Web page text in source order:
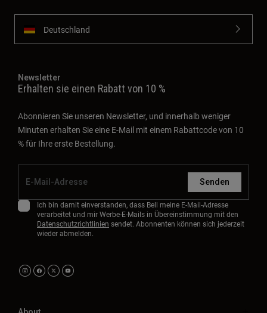
Deutschland
Newsletter
Erhalten sie einen Rabatt von 10 %
Abonnieren Sie unseren Newsletter, und innerhalb weniger
Minuten erhalten Sie eine E-Mail mit einem Rabattcode von 10
% für Ihre erste Bestellung.
Senden
Ich bin damit einverstanden, dass Bell meine E-Mail-Adresse
verarbeitet und mir Werbe-E-Mails in Übereinstimmung mit den
Datenschutzrichtlinien sendet. Abonnenten können sich jederzeit
wieder abmelden.